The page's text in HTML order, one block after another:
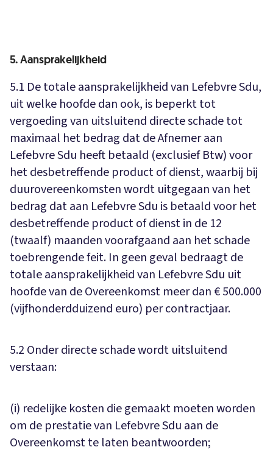
5. Aansprakelijkheid
5.1 De totale aansprakelijkheid van Lefebvre Sdu,
uit welke hoofde dan ook, is beperkt tot
vergoeding van uitsluitend directe schade tot
maximaal het bedrag dat de Afnemer aan
Lefebvre Sdu heeft betaald (exclusief Btw) voor
het desbetreffende product of dienst, waarbij bij
duurovereenkomsten wordt uitgegaan van het
bedrag dat aan Lefebvre Sdu is betaald voor het
desbetreffende product of dienst in de 12
(twaalf) maanden voorafgaand aan het schade
toebrengende feit. In geen geval bedraagt de
totale aansprakelijkheid van Lefebvre Sdu uit
hoofde van de Overeenkomst meer dan € 500.000
(vijfhonderdduizend euro) per contractjaar.
5.2 Onder directe schade wordt uitsluitend
verstaan:
(i) redelijke kosten die gemaakt moeten worden
om de prestatie van Lefebvre Sdu aan de
Overeenkomst te laten beantwoorden;